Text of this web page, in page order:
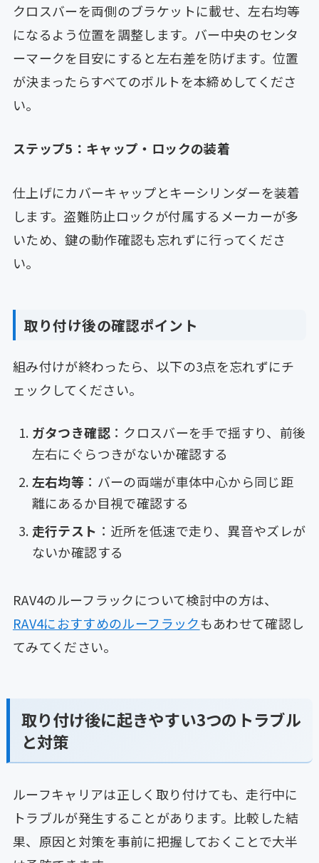
クロスバーを両側のブラケットに載せ、左右均等
になるよう位置を調整します。バー中央のセンタ
ーマークを目安にすると左右差を防げます。位置
が決まったらすべてのボルトを本締めしてくださ
い。
ステップ5：キャップ・ロックの装着
仕上げにカバーキャップとキーシリンダーを装着
します。盗難防止ロックが付属するメーカーが多
いため、鍵の動作確認も忘れずに行ってくださ
い。
取り付け後の確認ポイント
組み付けが終わったら、以下の3点を忘れずにチ
ェックしてください。
ガタつき確認：クロスバーを手で揺すり、前後
左右にぐらつきがないか確認する
左右均等 ：バーの両端が車体中心から同じ距
離にあるか目視で確認する
走行テスト ：近所を低速で走り、異音やズレが
ないか確認する
RAV4のルーフラックについて検討中の方は、
RAV4におすすめのルーフラックもあわせて確認し
てみてください。
取り付け後に起きやすい3つのトラブル
と対策
ルーフキャリアは正しく取り付けても、走行中に
トラブルが発生することがあります。比較した結
果、原因と対策を事前に把握しておくことで大半